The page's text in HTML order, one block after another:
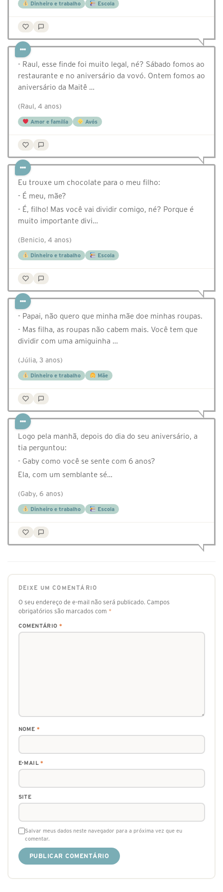
Dinheiro e trabalho Escola
- Raul, esse finde foi muito legal, né? Sábado fomos ao
restaurante e no aniversário da vovó. Ontem fomos ao
aniversário da Maitê …
(Raul, 4 anos)
Amor e família Avós
Eu trouxe um chocolate para o meu filho:
- É meu, mãe?
- É, filho! Mas você vai dividir comigo, né? Porque é
muito importante divi…
(Benicio, 4 anos)
Dinheiro e trabalho Escola
- Papai, não quero que minha mãe doe minhas roupas.
- Mas filha, as roupas não cabem mais. Você tem que
dividir com uma amiguinha …
(Júlia, 3 anos)
Dinheiro e trabalho Mãe
Logo pela manhã, depois do dia do seu aniversário, a
tia perguntou:
- Gaby como você se sente com 6 anos?
Ela, com um semblante sé…
(Gaby, 6 anos)
Dinheiro e trabalho Escola
DEIXE UM COMENTÁRIO
O seu endereço de e-mail não será publicado. Campos
obrigatórios são marcados com *
COMENTÁRIO *
NOME *
E-MAIL*
SITE
Salvar meus dados neste navegador para a próxima vez que eu
comentar.